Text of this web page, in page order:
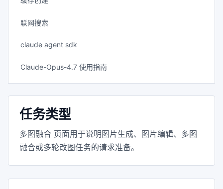
联网搜索
claude agent sdk
Claude-Opus-4.7 使用指南
任务类型
多图融合 页面用于说明图片生成、图片编辑、多图
融合或多轮改图任务的请求准备。